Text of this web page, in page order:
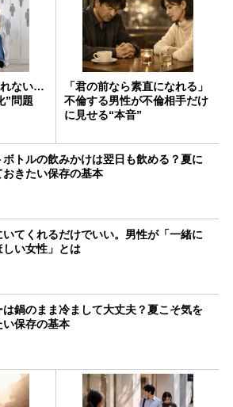
れない…
”問題
「君の前なら素直になれる」
不倫する男性が不倫相手だけ
に見せる“本音”
ボトルの飲みかけは翌日も飲める？夏に
おきたい保存の基本
いてくれるだけでいい。男性が「一緒に
しい女性」とは
は鍋のまま冷まして大丈夫？夏こそ気を
い保存の基本